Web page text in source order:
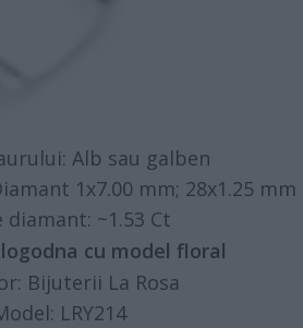
Alb sau galben
1x7.00 mm; 28x1.25 mm
diamant: ~1.53 Ct
cu model floral
Bijuterii La Rosa
LRY214